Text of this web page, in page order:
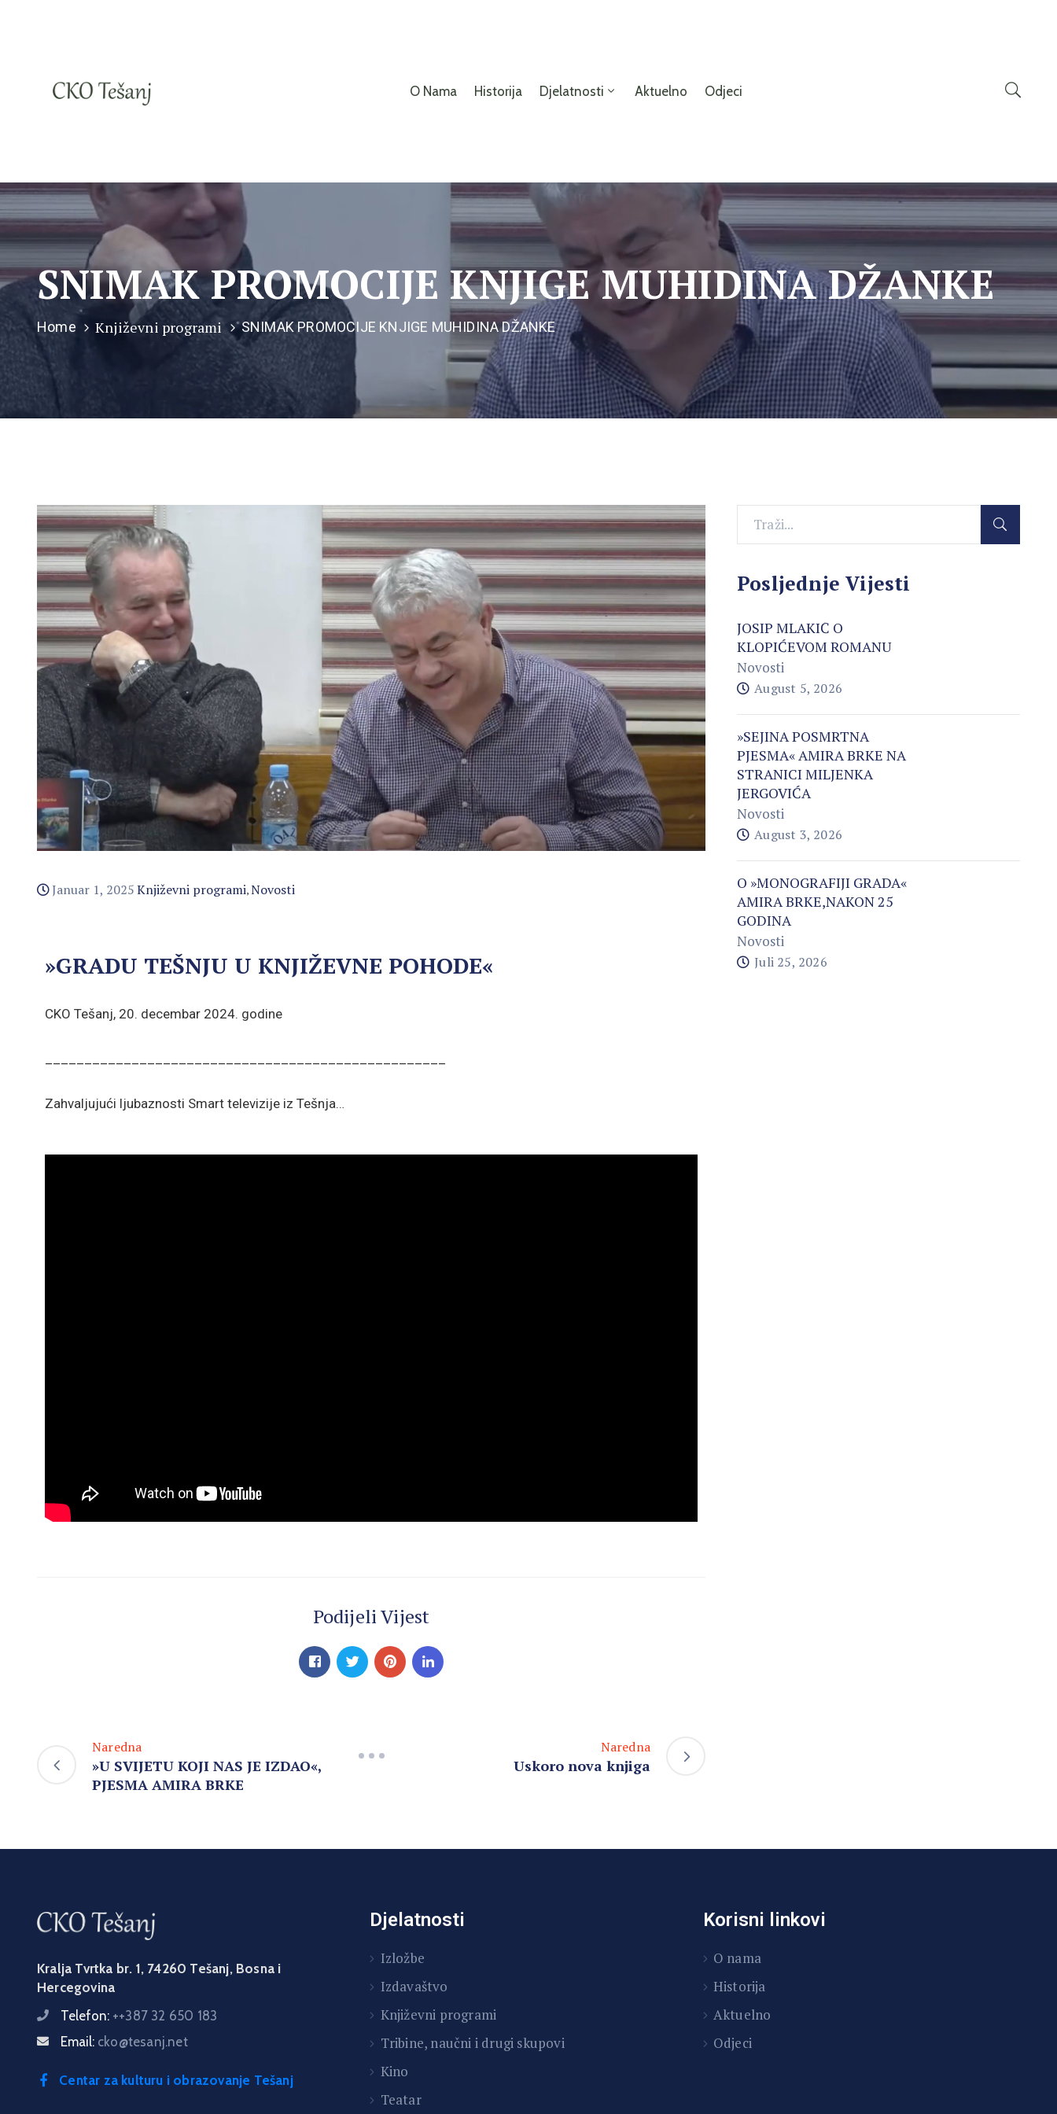
O Nama Historija Djelatnosti Aktuelno Odjeci
SNIMAK PROMOCIJE KNJIGE MUHIDINA DŽANKE
Home Književni programi SNIMAK PROMOCIJE KNJIGE MUHIDINA DŽANKE
Januar 1, 2025Književni programi‚Novosti
»GRADU TEŠNJU U KNJIŽEVNE POHODE«
CKO Tešanj, 20. decembar 2024. godine
Zahvaljujući ljubaznosti Smart televizije iz Tešnja…
Podijeli Vijest
Naredna
»U SVIJETU KOJI NAS JE IZDAO«,
PJESMA AMIRA BRKE
Naredna
Uskoro nova knjiga
Posljednje Vijesti
JOSIP MLAKIĆ O
KLOPIĆEVOM ROMANU
Novosti
August 5, 2026
»SEJINA POSMRTNA
PJESMA« AMIRA BRKE NA
STRANICI MILJENKA
JERGOVIĆA
Novosti
August 3, 2026
O »MONOGRAFIJI GRADA«
AMIRA BRKE,NAKON 25
GODINA
Novosti
Juli 25, 2026
Kralja Tvrtka br. 1, 74260 Tešanj, Bosna i
Hercegovina
Telefon: ++387 32 650 183
Email: cko@tesanj.net
Centar za kulturu i obrazovanje Tešanj
Djelatnosti
Izložbe
Izdavaštvo
Književni programi
Tribine, naučni i drugi skupovi
Kino
Teatar
Korisni linkovi
O nama
Historija
Aktuelno
Odjeci